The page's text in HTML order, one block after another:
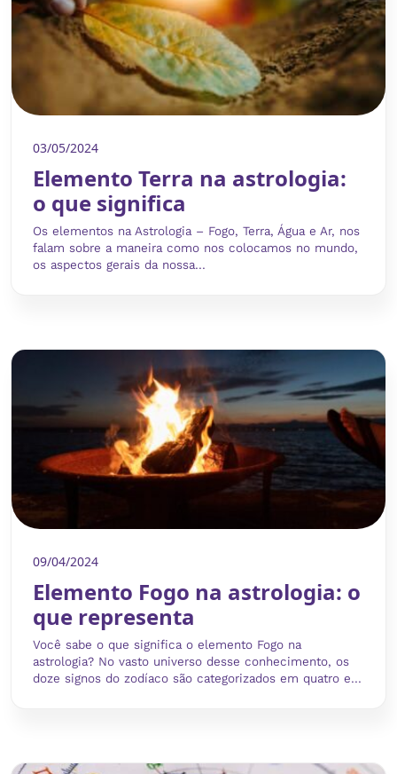
03/05/2024
Elemento Terra na astrologia:
o que significa
Os elementos na Astrologia – Fogo, Terra, Água e Ar, nos
falam sobre a maneira como nos colocamos no mundo,
os aspectos gerais da nossa...
09/04/2024
Elemento Fogo na astrologia: o
que representa
Você sabe o que significa o elemento Fogo na
astrologia? No vasto universo desse conhecimento, os
doze signos do zodíaco são categorizados em quatro e...